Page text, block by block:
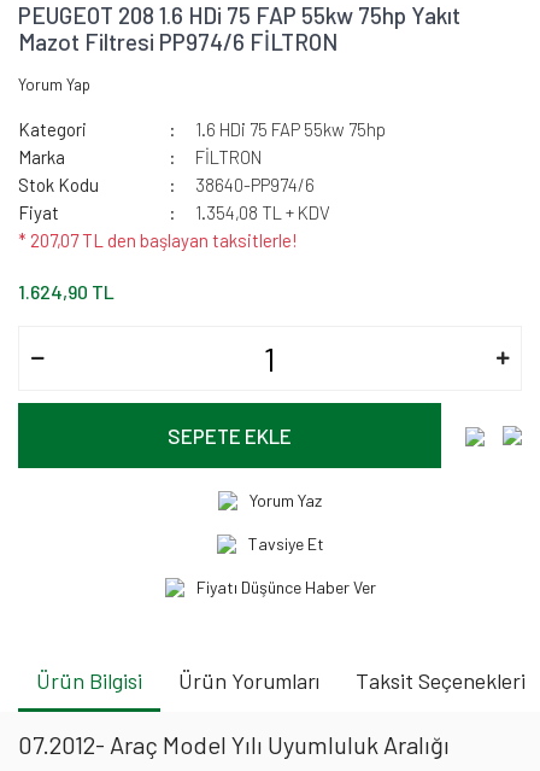
PEUGEOT 208 1.6 HDi 75 FAP 55kw 75hp Yakıt
Mazot Filtresi PP974/6 FİLTRON
Yorum Yap
Kategori
1.6 HDi 75 FAP 55kw 75hp
Marka
FİLTRON
Stok Kodu
38640-PP974/6
Fiyat
1.354,08 TL + KDV
* 207,07 TL den başlayan taksitlerle!
1.624,90 TL
SEPETE EKLE
Yorum Yaz
Tavsiye Et
Fiyatı Düşünce Haber Ver
Ürün Bilgisi Ürün Yorumları Taksit Seçenekleri
07.2012- Araç Model Yılı Uyumluluk Aralığı